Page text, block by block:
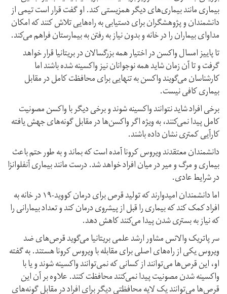
بیماری مانند بیماری‌های دیگر همزیستی کند. او گفت قرار است تیمی از
دانشمندان و پژوهشگران برای دستیابی به راه‌هایی تلاش کنند که امکان
مداوای بیماران را در خانه و بدون نیاز به رفتن به بیمارستان فراهم می‌کند.
تا پاییز امسال واکسن در اختیار همه بزرگسالان در بریتانیا قرار خواهد
گرفت و تا آن زمان شاید همه نوجوانان نیز واکسینه شده باشند اما
کارشناسان می‌گویند واکسن به تنهایی برای محافظت کامل در مقابل
بیماری کافی نیست.
برخی افراد شاید نتوانند واکسینه شوند و برخی دیگر با واکسن مصونیت
کامل پیدا نمی‌کنند، به ویژه اگر واکسن‌ها در مقابل گونه‌های جهش یافته
کارآیی کمتری نشان داده باشند.
دانشمندان معتقدند ویروس کرونا آمده است که بماند و به طور حتم باعث
بیماری و مرگ و میر در میان افراد خواهد شد. درست مانند بیماری آنفلوانزا
در شرایط عادی.
اما دانشمندان امیدوارند که تولید قرص برای درمان کووید-۱۹ در خانه به
افراد کمک کند که بیماری را قبل از پیشروی درمان کند و تعداد بیمارانی را
که نیاز به بستری شدن پیدا می‌کنند کاهش دهد.
سر پاتریک والانس مشاور ارشد علمی بریتانیا می‌گوید قرص‌های ضد
ویروس یکی از راه‌های اصلی برای مقابله با ویروس کرونا هستند. به گفته
او، این قرص‌ها می‌توانند از کسانی که نمی‌توانند واکسینه شوند و یا با
واکسینه شدن مصونیت پیدا نمی‌کنند محافظت کنند. علاوه بر آن این